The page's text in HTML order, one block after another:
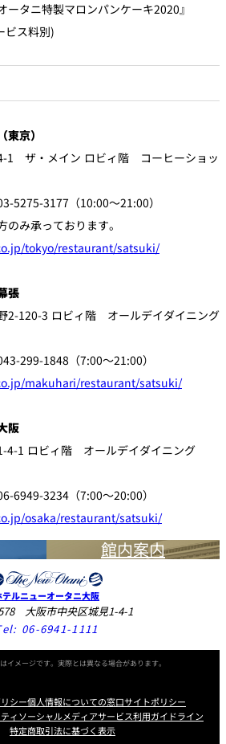
ータニ特製マロンパンケーキ2020』
ビス料別)
京）
1 ザ・メイン ロビィ階 コーヒーショッ
5275-3177（10:00～21:00）
み承っております。
tokyo/restaurant/satsuki/
張
2-120-3 ロビィ階 オールデイダイニング
299-1848（7:00～21:00）
makuhari/restaurant/satsuki/
阪
4-1 ロビィ階 オールデイダイニング
6949-3234（7:00～20:00）
osaka/restaurant/satsuki/
館内案内
テルニューオータニ大阪
大阪市中央区城見1-4-1
06-6941-1111
イメージです。実際とは異なる場合があります。
シー個人情報についての窓口サイトポリシー
ィソーシャルメディアサービス利用ガイドライン
特定商取引法に基づく表示